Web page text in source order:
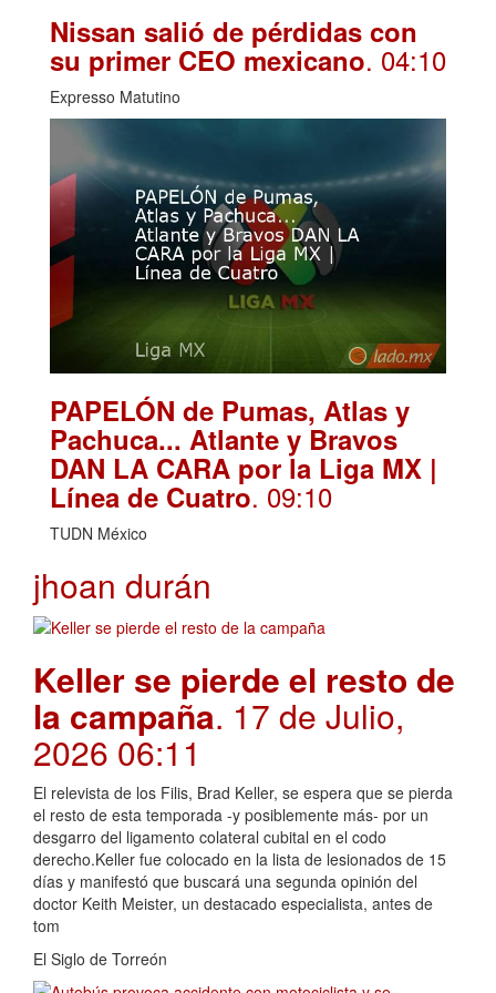
Nissan salió de pérdidas con
su primer CEO mexicano. 04:10
Expresso Matutino
PAPELÓN de Pumas, Atlas y
Pachuca... Atlante y Bravos
DAN LA CARA por la Liga MX |
Línea de Cuatro. 09:10
TUDN México
jhoan durán
Keller se pierde el resto de
la campaña. 17 de Julio,
2026 06:11
El relevista de los Filis, Brad Keller, se espera que se pierda
el resto de esta temporada -y posiblemente más- por un
desgarro del ligamento colateral cubital en el codo
derecho.Keller fue colocado en la lista de lesionados de 15
días y manifestó que buscará una segunda opinión del
doctor Keith Meister, un destacado especialista, antes de
tom
El Siglo de Torreón